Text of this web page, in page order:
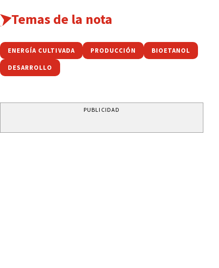
Temas de la nota
ENERGÍA CULTIVADA PRODUCCIÓN BIOETANOL
DESARROLLO
PUBLICIDAD